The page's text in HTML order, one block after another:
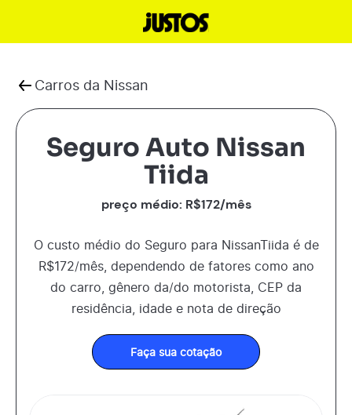
Carros da Nissan
Seguro Auto Nissan
Tiida
preço médio: R$172/mês
O custo médio do Seguro para NissanTiida é de
R$172/mês, dependendo de fatores como ano
do carro, gênero da/do motorista, CEP da
residência, idade e nota de direção
Faça sua cotação